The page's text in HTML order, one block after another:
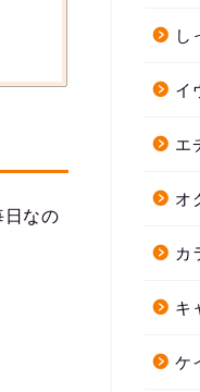
日なの
し
イ
エ
オ
カ
キ
ケ